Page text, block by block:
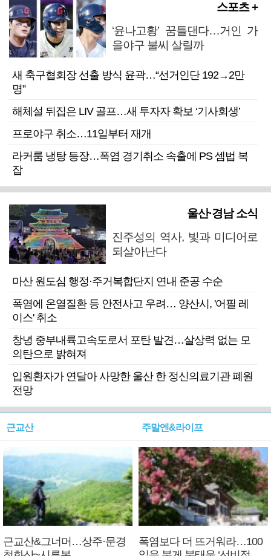
스포츠 +
‘윤나고황’ 꿈틀댄다…거인 가
을야구 불씨 살릴까
새 축구협회장 선출 방식 윤곽…“선거인단 192→2만
명”
해체설 뒤집은 LIV 골프…새 투자자 확보 ‘기사회생’
프로야구 취소…11일부터 재개
라커룸 냉탕 등장…폭염 경기취소 속출에 PS 셈법 복
잡
울산·경남 소식
진주성의 역사, 빛과 미디어로
되살아난다
마산 원도심 행정·주거복합단지 연내 준공 수순
폭염에 온열질환 등 안전사고 우려… 양산시, '어필 레
이스' 취소
창녕 중부내륙고속도로서 포탄 발견…살상력 없는 모
의탄으로 밝혀져
입원환자가 연달아 사망한 울산 한 정신의료기관 폐원
전망
근교산
근교산&그너머…상주·문경
주말엔&라이프
폭염보다 더 뜨거워라…100